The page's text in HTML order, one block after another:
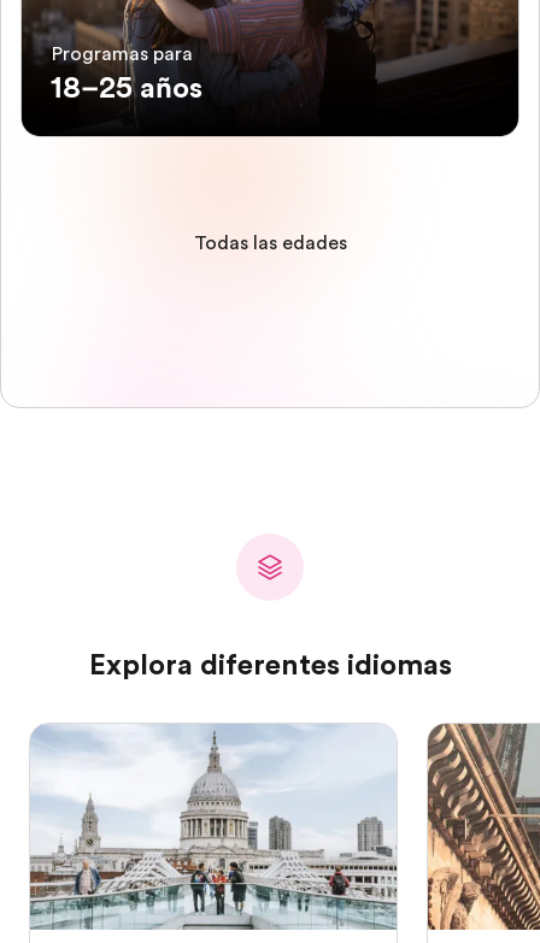
Programas para
18–25 años
Todas las edades
Explora diferentes idiomas